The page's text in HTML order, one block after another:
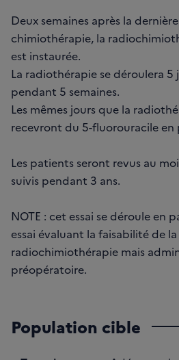
Deux semaines après la
chimiothérapie, la
est instaurée.
La radiothérapie se déroulera 5
pendant 5 semaines.
Les mêmes jours que la
recevront du 5-fluorouracile
Les patients seront revus au
suivis pendant 3 ans.
NOTE : cet essai se déroule en
essai évaluant la faisabilité de
radiochimiothérapie mais
préopératoire.
Population cible